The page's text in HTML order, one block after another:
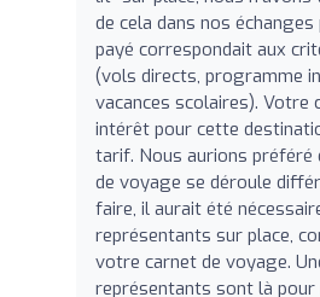
de cela dans nos
payé correspondait aux
(vols directs, programme
vacances scolaires). Votre
intérêt pour cette
tarif. Nous aurions préféré
de voyage se déroule
faire, il aurait été
représentants sur place,
votre carnet de voyage.
représentants sont là